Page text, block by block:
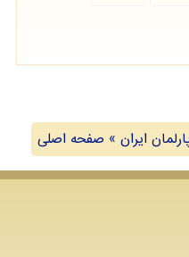
ایران » صفحه اصلی